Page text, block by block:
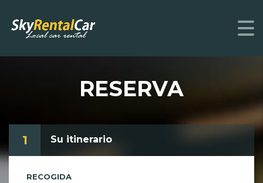
RESERVA
1 Su itinerario
RECOGIDA